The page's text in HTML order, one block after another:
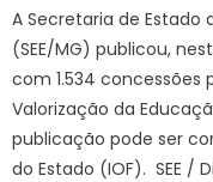
A Secretaria de Estado
(SEE/MG) publicou,
com 1.534
Valorização da
publicação pode ser
do Estado (IOF). SEE /